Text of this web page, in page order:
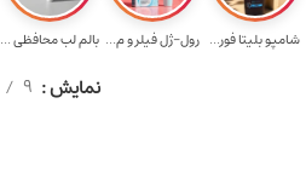
شامپو بلیتا فور... رول-ژل فیلر و م... بالم لب محافظی ...
نمایش 9